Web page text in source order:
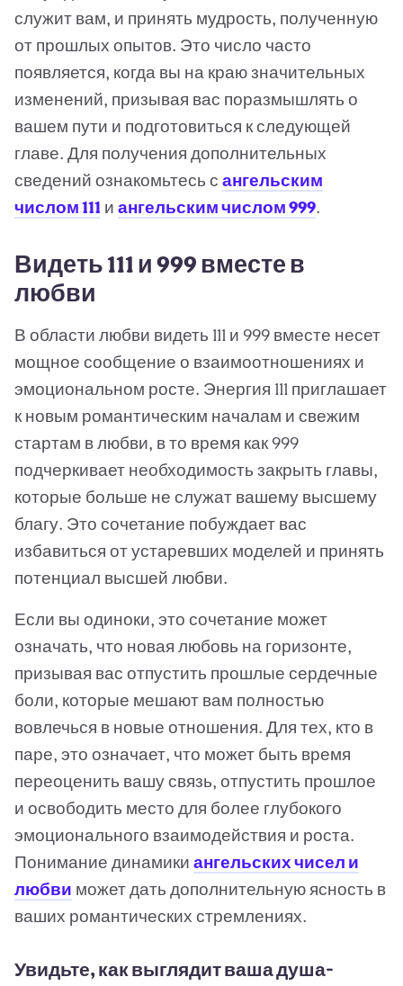
служит вам, и принять мудрость, полученную
от прошлых опытов. Это число часто
появляется, когда вы на краю значительных
изменений, призывая вас поразмышлять о
вашем пути и подготовиться к следующей
главе. Для получения дополнительных
сведений ознакомьтесь с ангельским
числом 111 и ангельским числом 999.
Видеть 111 и 999 вместе в
любви
В области любви видеть 111 и 999 вместе несет
мощное сообщение о взаимоотношениях и
эмоциональном росте. Энергия 111 приглашает
к новым романтическим началам и свежим
стартам в любви, в то время как 999
подчеркивает необходимость закрыть главы,
которые больше не служат вашему высшему
благу. Это сочетание побуждает вас
избавиться от устаревших моделей и принять
потенциал высшей любви.
Если вы одиноки, это сочетание может
означать, что новая любовь на горизонте,
призывая вас отпустить прошлые сердечные
боли, которые мешают вам полностью
вовлечься в новые отношения. Для тех, кто в
паре, это означает, что может быть время
переоценить вашу связь, отпустить прошлое
и освободить место для более глубокого
эмоционального взаимодействия и роста.
Понимание динамики ангельских чисел и
любви может дать дополнительную ясность в
ваших романтических стремлениях.
Увидьте, как выглядит ваша душа-